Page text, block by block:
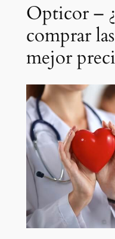
Opticor –
comprar
mejor